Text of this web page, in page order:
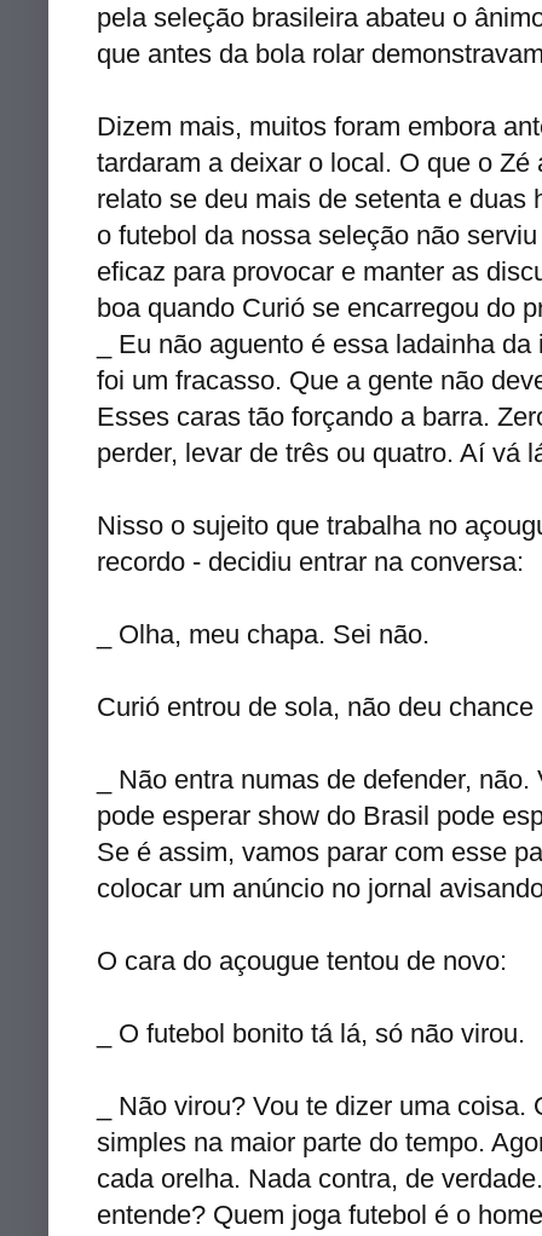
pela seleção brasileira abateu o
que antes da bola rolar
Dizem mais, muitos foram embora
tardaram a deixar o local. O que o
relato se deu mais de setenta e
o futebol da nossa seleção não
eficaz para provocar e manter as
boa quando Curió se encarregou do
_ Eu não aguento é essa ladainha
foi um fracasso. Que a gente não
Esses caras tão forçando a barra.
perder, levar de três ou quatro. Aí vá
Nisso o sujeito que trabalha no
recordo - decidiu entrar na conversa:
_ Olha, meu chapa. Sei não.
Curió entrou de sola, não deu
_ Não entra numas de defender,
pode esperar show do Brasil pode
Se é assim, vamos parar com esse
colocar um anúncio no jornal
O cara do açougue tentou de novo:
_ O futebol bonito tá lá, só não virou.
_ Não virou? Vou te dizer uma
simples na maior parte do tempo.
cada orelha. Nada contra, de
entende? Quem joga futebol é o